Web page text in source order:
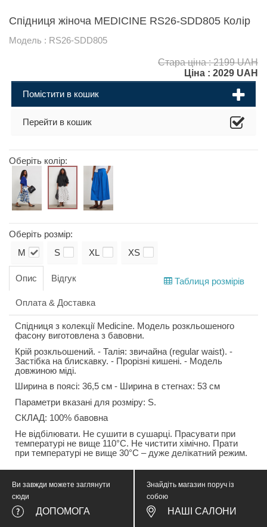
Спідниця жіноча MEDICINE RS26-SDD805 Колір
Модель : RS26-SDD805
Стара ціна : 2199 UAH
Ціна : 2029 UAH
Помістити в кошик
Перейти в кошик
Оберіть колір:
Оберіть розмір:
M S XL XS
Таблиця розмірів
Опис Відгук
Оплата & Доставка
Спідниця з колекції Medicine. Модель розкльошеного
фасону виготовлена з бавовни.
Крій розкльошений. - Талія: звичайна (regular waist). -
Застібка на блискавку. - Прорізні кишені. - Модель
довжиною міді.
Ширина в поясі: 36,5 см - Ширина в стегнах: 53 см
Параметри вказані для розміру: S.
СКЛАД: 100% бавовна
Не відбілювати. Не сушити в сушарці. Прасувати при
температурі не вище 110°C. Не чистити хімічно. Прати
при температурі не вище 30°C – дуже делікатний режим.
Ви завжди можете заглянути
сюди
ДОПОМОГА
Знайдіть магазин поруч із
собою
НАШІ САЛОНИ